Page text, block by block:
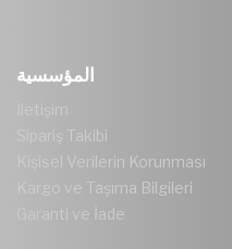
المؤسسية
İletişim
Sipariş Takibi
Kişisel Verilerin Korunması
Kargo ve Taşıma Bilgileri
Garanti ve İade